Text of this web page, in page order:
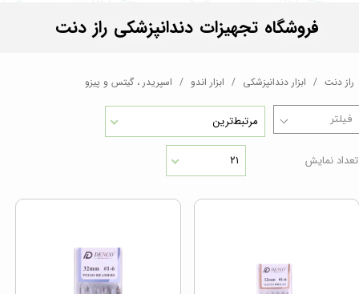
فروشگاه تجهیزات دندانپزشکی راز دنت
راز دنت ابزار دندانپزشکی ابزار اندو اسپریدر ، گیتس و پیزو
مرتبط‌ترین
تعداد نمایش ۲۱